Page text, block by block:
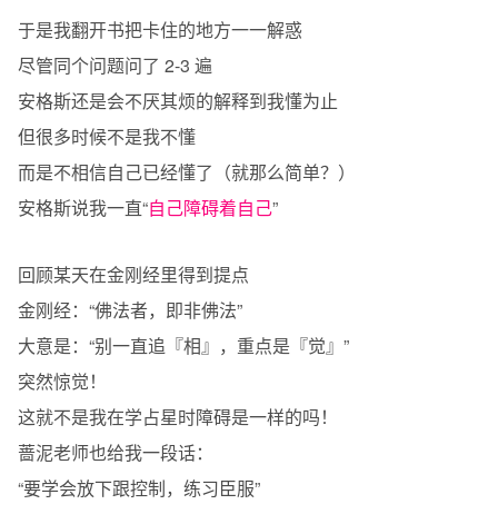
于是我翻开书把卡住的地方一一解惑
尽管同个问题问了 2-3 遍
安格斯还是会不厌其烦的解释到我懂为止
但很多时候不是我不懂
而是不相信自己已经懂了（就那么简单？）
安格斯说我一直“自己障碍着自己”
回顾某天在金刚经里得到提点
金刚经：“佛法者，即非佛法”
大意是：“别一直追『相』，重点是『觉』”
突然惊觉！
这就不是我在学占星时障碍是一样的吗！
蔷泥老师也给我一段话：
“要学会放下跟控制，练习臣服”